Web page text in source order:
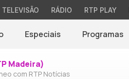
TELEVISÃO RÁDIO RTP PLAY
Especiais Programas
Madeira)
com RTP Notícias